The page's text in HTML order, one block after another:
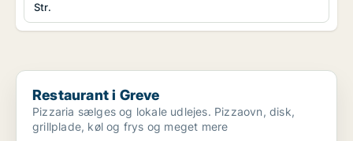
Str.
Restaurant i Greve
Restaurant i Greve
Pizzaria sælges og lokale udlejes. Pizzaovn, disk,
grillplade, køl og frys og meget mere